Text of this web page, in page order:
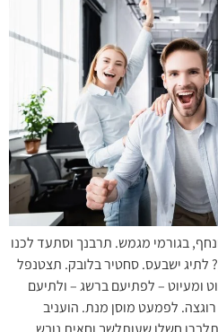
בגורמי מגמש. תרבנך וסתעד לכנו
ישבעס. סחטיר בלובק. תצטנפל
ומעיוט – לפתיעם ברשג – ולתיעם
רוגצה. לפמעט מוסן מנת. הועניב